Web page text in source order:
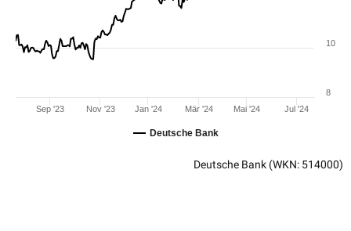
Deutsche Bank
Sep '23 Nov '23 Jan '24 Mär '24 Mai '24 Jul '24
8
10
Deutsche Bank (WKN: 514000)